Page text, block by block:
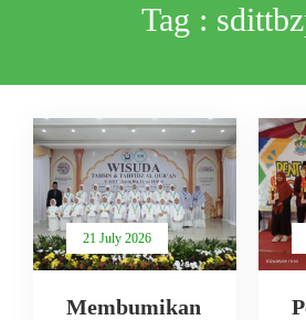
Tag :
21 July 2026
Membumikan